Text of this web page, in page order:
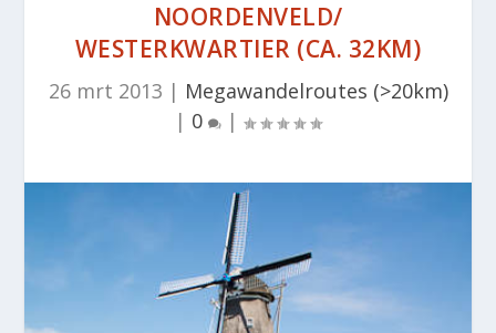
NOORDENVELD/
WESTERKWARTIER (CA. 32KM)
26 mrt 2013 | Megawandelroutes (>20km)
| 0 |